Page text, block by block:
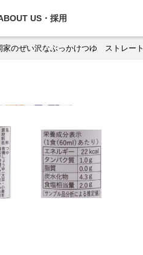
US・ 採用
家のぜい沢なぶっかけつゆ ストレート